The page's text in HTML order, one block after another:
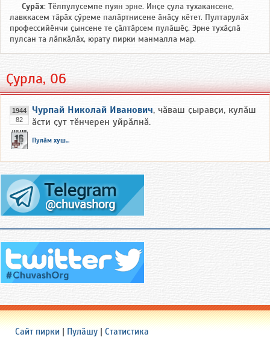
Сурӑх: Тӗлпулусемпе пуян эрне. Инҫе ҫула тухакансене,
лавккасем тӑрӑх ҫӳреме палӑртнисене ӑнӑҫу кӗтет. Пултарулӑх
профессийӗнчи ҫынсене те ҫӑлтӑрсем пулӑшӗҫ. Эрне тухӑҫлӑ
пулсан та лӑпкӑлӑх, юрату пирки манмалла мар.
Ҫурла, 06
1944
82
Чурпай Николай Иванович, чӑваш ҫыравҫи, кулӑш
ӑсти ҫут тӗнчерен уйрӑлнӑ.
Пулӑм хуш...
Сайт пирки | Пулӑшу | Статистика